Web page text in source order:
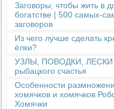
Заговоры, чтобы жить в
богатстве | 500 самых-
заговоров
Из чего лучше сделать
ёлки?
УЗЛЫ, ПОВОДКИ, ЛЕСКИ
рыбацкого счастья
Особенности
хомячков и хомячков
Хомячки